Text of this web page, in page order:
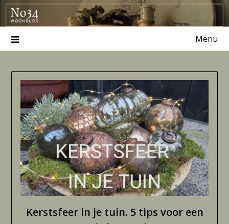
Ga
naar
inhoud
Menu
Kerstsfeer in je tuin. 5 tips voor een